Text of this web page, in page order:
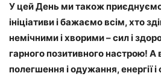
У цей День ми також
ініціативи і бажаємо всім, хто
немічними і хворими – сил і
гарного позитивного настрою! А
полегшення і одужання, енергії